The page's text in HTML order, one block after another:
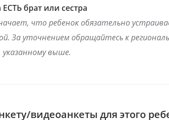
брат или сестра
что ребенок обязательно
За уточнением обращайтесь к
выше.
видеоанкеты для этого